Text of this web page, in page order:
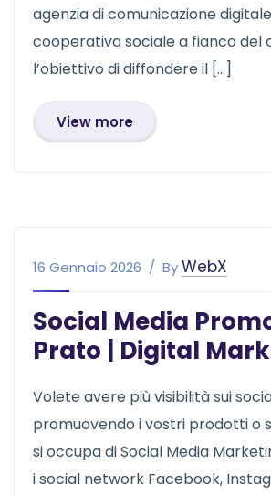
agenzia di comunicazione
cooperativa sociale a fianco del
l’obiettivo di diffondere il […]
View more
16 Gennaio 2026 ByWebX
Social Media
Prato | Digital
Volete avere più visibilità sui
promuovendo i vostri prodotti o
si occupa di Social Media
i social network Facebook,